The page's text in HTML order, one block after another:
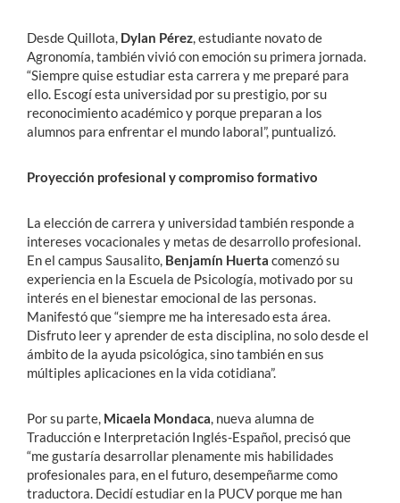
Desde Quillota, Dylan Pérez, estudiante novato de
Agronomía, también vivió con emoción su primera jornada.
“Siempre quise estudiar esta carrera y me preparé para
ello. Escogí esta universidad por su prestigio, por su
reconocimiento académico y porque preparan a los
alumnos para enfrentar el mundo laboral”, puntualizó.
Proyección profesional y compromiso formativo
La elección de carrera y universidad también responde a
intereses vocacionales y metas de desarrollo profesional.
En el campus Sausalito, Benjamín Huerta comenzó su
experiencia en la Escuela de Psicología, motivado por su
interés en el bienestar emocional de las personas.
Manifestó que “siempre me ha interesado esta área.
Disfruto leer y aprender de esta disciplina, no solo desde el
ámbito de la ayuda psicológica, sino también en sus
múltiples aplicaciones en la vida cotidiana”.
Por su parte, Micaela Mondaca, nueva alumna de
Traducción e Interpretación Inglés-Español, precisó que
“me gustaría desarrollar plenamente mis habilidades
profesionales para, en el futuro, desempeñarme como
traductora. Decidí estudiar en la PUCV porque me han